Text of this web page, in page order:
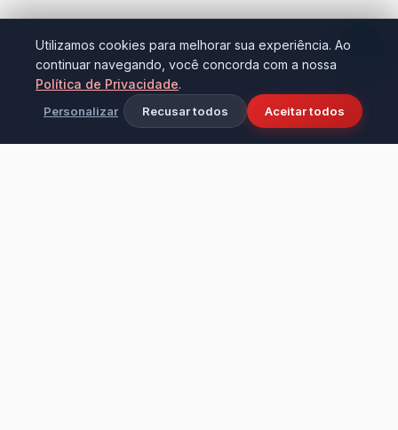
Utilizamos cookies para melhorar sua experiência. Ao
continuar navegando, você concorda com a nossa
Política de Privacidade.
Personalizar Recusar todos Aceitar todos